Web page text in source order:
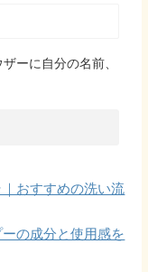
ーに自分の名前、
｜おすすめの洗い流
の成分と使用感を